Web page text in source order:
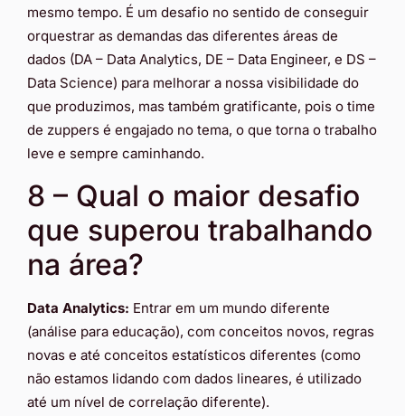
mesmo tempo. É um desafio no sentido de conseguir
orquestrar as demandas das diferentes áreas de
dados (DA – Data Analytics, DE – Data Engineer, e DS –
Data Science) para melhorar a nossa visibilidade do
que produzimos, mas também gratificante, pois o time
de zuppers é engajado no tema, o que torna o trabalho
leve e sempre caminhando.
8 – Qual o maior desafio
que superou trabalhando
na área?
Data Analytics: Entrar em um mundo diferente
(análise para educação), com conceitos novos, regras
novas e até conceitos estatísticos diferentes (como
não estamos lidando com dados lineares, é utilizado
até um nível de correlação diferente).